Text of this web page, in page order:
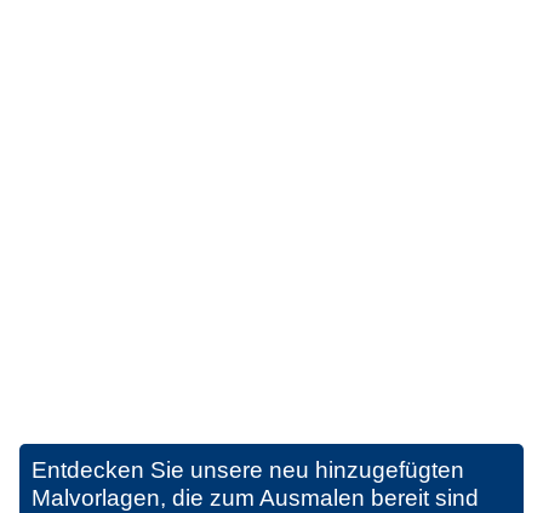
Entdecken Sie unsere neu hinzugefügten
Malvorlagen, die zum Ausmalen bereit sind